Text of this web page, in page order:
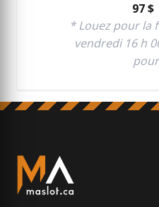
97 $
* Louez pour la
vendredi 16 h